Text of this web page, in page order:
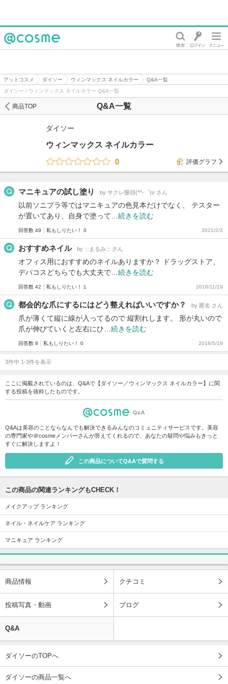
アットコスメ ダイソー ウィンマックス ネイルカラー
Q&A一覧
ダイソー / ウィンマックス ネイルカラー Q&A一覧
Q&A一覧
商品TOP
ダイソー
ウィンマックス ネイルカラー
0
評価グラフ
マニキュアの試し塗り by サクレ饅頭(*^-゜)v さん
以前ソニプラ等ではマニキュアの色見本だけでなく、 テスター
が置いてあり、自身で塗って… 続きを読む
回答数 49 私もしりたい！ 0 2021/2/3
おすすめネイル by :::まるみ::: さん
オフィス用におすすめのネイルありますか？ ドラッグストア、
デパコスどちらでも大丈夫で… 続きを読む
回答数 42 私もしりたい！ 1 2018/11/19
都会的な爪にするにはどう整えればいいですか？ by 匿名 さん
爪が薄くて縦に線が入ってるので 縦割れします。 形が丸いので
爪が伸びていくと左右にひ… 続きを読む
回答数 8 私もしりたい！ 0 2018/5/19
3件中 1-3件を表示
ここに掲載されているのは、Q&Aで【ダイソー／ウィンマックス ネイルカラー】に関
する投稿を抜粋したものです。
Q&Aは美容のことならなんでも解決できるみんなのコミュニティサービスです。美容
の専門家や＠cosmeメンバーさんが答えてくれるので、あなたの疑問や悩みもきっと
すぐに解決しますよ！
この商品についてQ&Aで質問する
この商品の関連ランキングもCHECK！
メイクアップ ランキング
ネイル・ネイルケア ランキング
マニキュア ランキング
商品情報 クチコミ
投稿写真・動画 ブログ
Q&A
ダイソーのTOPへ
ダイソーの商品一覧へ